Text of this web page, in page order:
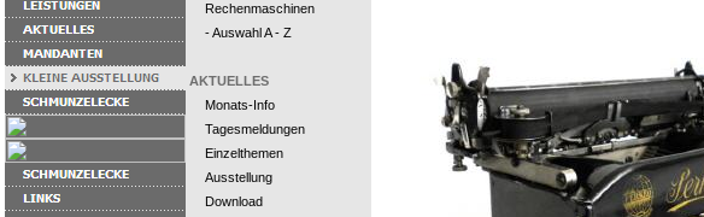
Rechenmaschinen
- Auswahl A - Z
AKTUELLES
Monats-Info
Tagesmeldungen
Einzelthemen
Ausstellung
Download